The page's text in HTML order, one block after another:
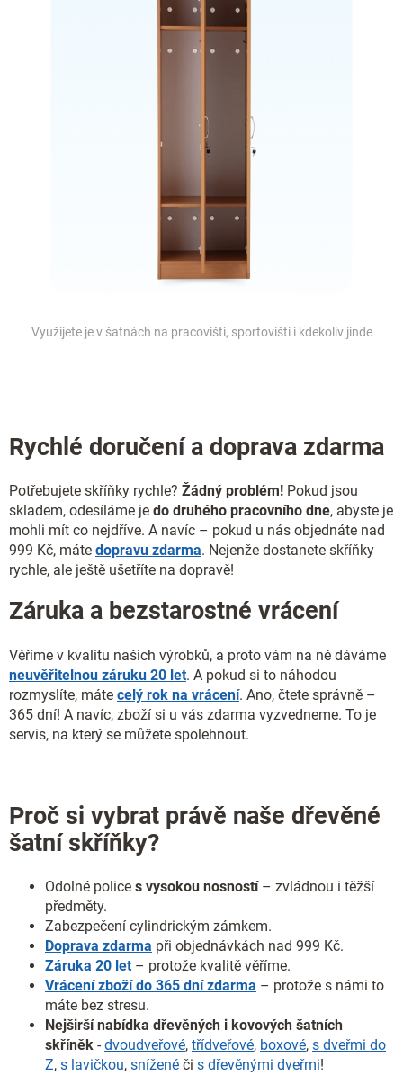
Využijete je v šatnách na pracovišti, sportovišti i kdekoliv jinde
Rychlé doručení a doprava zdarma
Potřebujete skříňky rychle? Žádný problém! Pokud jsou
skladem, odesíláme je do druhého pracovního dne, abyste je
mohli mít co nejdříve. A navíc – pokud u nás objednáte nad
999 Kč, máte dopravu zdarma. Nejenže dostanete skříňky
rychle, ale ještě ušetříte na dopravě!
Záruka a bezstarostné vrácení
Věříme v kvalitu našich výrobků, a proto vám na ně dáváme
neuvěřitelnou záruku 20 let. A pokud si to náhodou
rozmyslíte, máte celý rok na vrácení. Ano, čtete správně –
365 dní! A navíc, zboží si u vás zdarma vyzvedneme. To je
servis, na který se můžete spolehnout.
Proč si vybrat právě naše dřevěné
šatní skříňky?
Odolné police s vysokou nosností– zvládnou i těžší
předměty.
Zabezpečení cylindrickým zámkem.
Doprava zdarma při objednávkách nad 999 Kč.
Záruka 20 let – protože kvalitě věříme.
Vrácení zboží do 365 dní zdarma – protože s námi to
máte bez stresu.
Nejširší nabídka dřevěných i kovových šatních
skříněk - dvoudveřové, třídveřové, boxové, s dveřmi do
Z, s lavičkou, snížené či s dřevěnými dveřmi!